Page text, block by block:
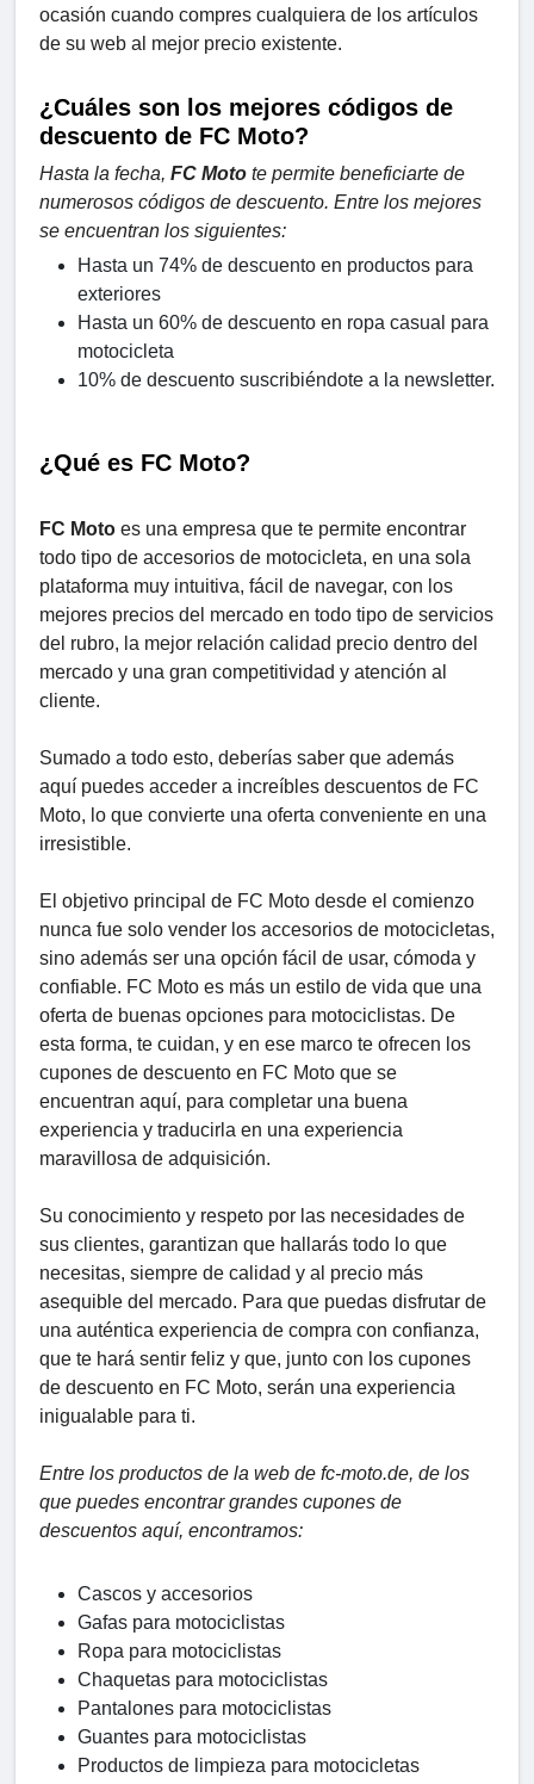
ocasión cuando compres cualquiera de los artículos
de su web al mejor precio existente.
¿Cuáles son los mejores códigos de
descuento de FC Moto?
Hasta la fecha, FC Moto te permite beneficiarte de
numerosos códigos de descuento. Entre los mejores
se encuentran los siguientes:
Hasta un 74% de descuento en productos para
exteriores
Hasta un 60% de descuento en ropa casual para
motocicleta
10% de descuento suscribiéndote a la newsletter.
¿Qué es FC Moto?
FC Moto es una empresa que te permite encontrar
todo tipo de accesorios de motocicleta, en una sola
plataforma muy intuitiva, fácil de navegar, con los
mejores precios del mercado en todo tipo de servicios
del rubro, la mejor relación calidad precio dentro del
mercado y una gran competitividad y atención al
cliente.
Sumado a todo esto, deberías saber que además
aquí puedes acceder a increíbles descuentos de FC
Moto, lo que convierte una oferta conveniente en una
irresistible.
El objetivo principal de FC Moto desde el comienzo
nunca fue solo vender los accesorios de motocicletas,
sino además ser una opción fácil de usar, cómoda y
confiable. FC Moto es más un estilo de vida que una
oferta de buenas opciones para motociclistas. De
esta forma, te cuidan, y en ese marco te ofrecen los
cupones de descuento en FC Moto que se
encuentran aquí, para completar una buena
experiencia y traducirla en una experiencia
maravillosa de adquisición.
Su conocimiento y respeto por las necesidades de
sus clientes, garantizan que hallarás todo lo que
necesitas, siempre de calidad y al precio más
asequible del mercado. Para que puedas disfrutar de
una auténtica experiencia de compra con confianza,
que te hará sentir feliz y que, junto con los cupones
de descuento en FC Moto, serán una experiencia
inigualable para ti.
Entre los productos de la web de fc-moto.de, de los
que puedes encontrar grandes cupones de
descuentos aquí, encontramos:
Cascos y accesorios
Gafas para motociclistas
Ropa para motociclistas
Chaquetas para motociclistas
Pantalones para motociclistas
Guantes para motociclistas
Productos de limpieza para motocicletas